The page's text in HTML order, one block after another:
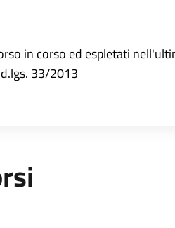
in corso ed espletati
33/2013